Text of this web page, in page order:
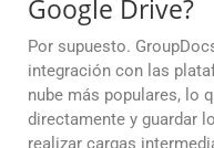
Google Drive?
Por supuesto.
integración con las
nube más populares, lo
directamente y guardar
realizar cargas